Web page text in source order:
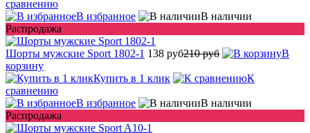
сравнению
В избранное
В наличии
Распродажа
Шорты мужские Sport 1802-1 138 руб210 руб
В
корзину
Купить в 1 клик
К
сравнению
В избранное
В наличии
Распродажа